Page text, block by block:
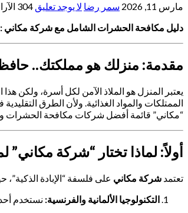
مارس 11, 2026 سمر رضا لا يوجد تعليق 304
دليل مكافحة الحشرات الشامل مع شركة مكاني :
مقدمة: منزلك هو مملكتك..
يعتبر المنزل هو الملاذ الآمن لكل أسرة، ولكن
الممتلكات والمواد الغذائية. ولأن الطرق
“مكاني” قائمة أفضل شركات مكافحة الحشرات
أولاً: لماذا تختار “شركة
تعتمد شركة مكاني على فلسفة “الإبادة
التكنولوجيا الألمانية والفرنسية: نستخدم